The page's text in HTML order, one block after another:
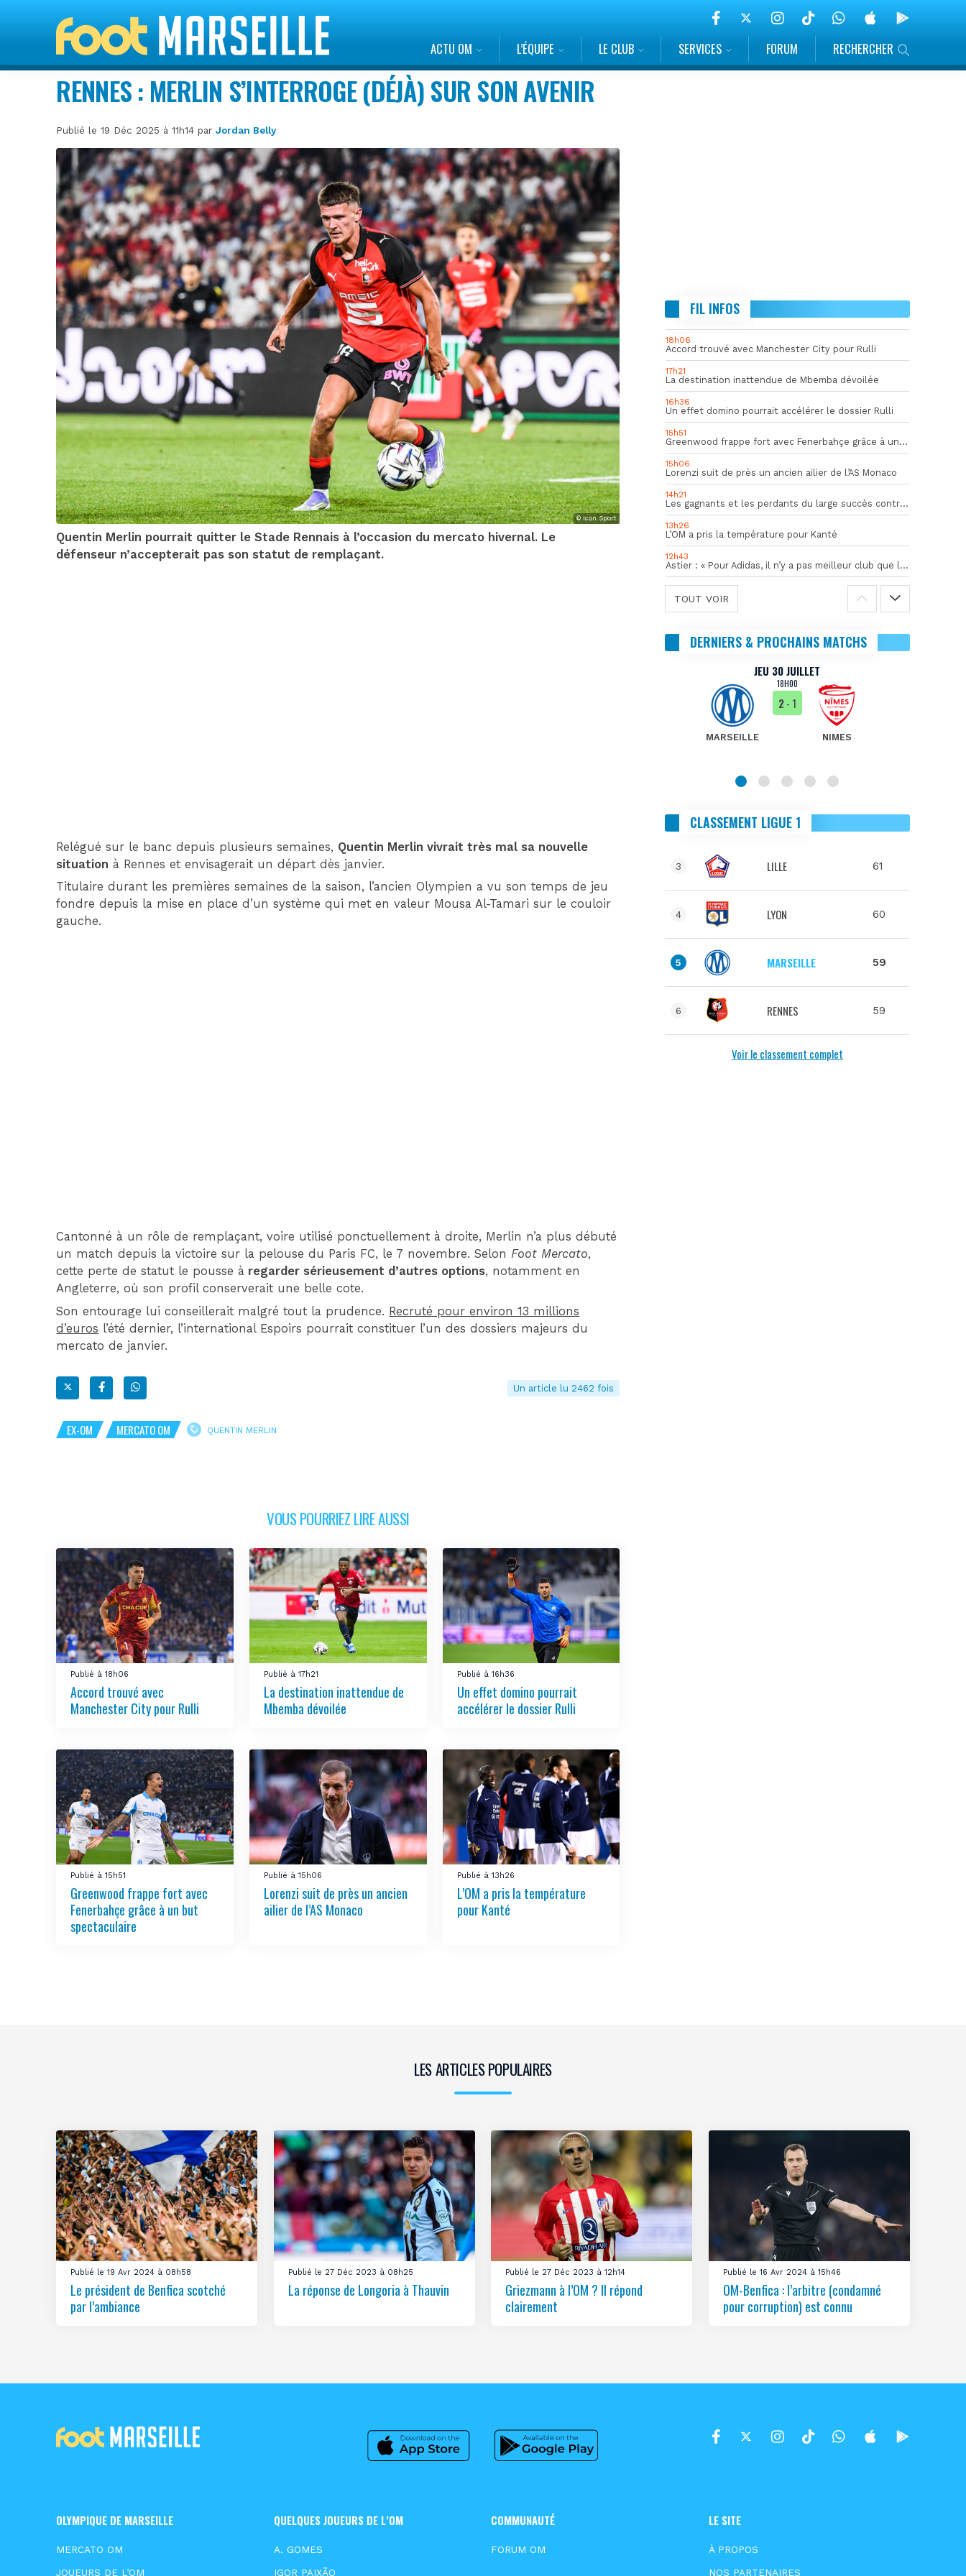
ACTU OM L’ÉQUIPE LE CLUB SERVICES FORUM RECHERCHER
RENNES : MERLIN S’INTERROGE (DÉJÀ) SUR SON AVENIR
Publié le 19 Déc 2025 à 11h14 parJordan Belly
© Icon Sport
Quentin Merlin pourrait quitter le Stade Rennais à l’occasion du mercato hivernal. Le
défenseur n’accepterait pas son statut de remplaçant.
Relégué sur le banc depuis plusieurs semaines, Quentin Merlin vivrait très mal sa nouvelle
situation à Rennes et envisagerait un départ dès janvier.
Titulaire durant les premières semaines de la saison, l’ancien Olympien a vu son temps de jeu
fondre depuis la mise en place d’un système qui met en valeur Mousa Al-Tamari sur le couloir
gauche.
Cantonné à un rôle de remplaçant, voire utilisé ponctuellement à droite, Merlin n’a plus débuté
un match depuis la victoire sur la pelouse du Paris FC, le 7 novembre. Selon Foot Mercato,
cette perte de statut le pousse à regarder sérieusement d’autres options, notamment en
Angleterre, où son profil conserverait une belle cote.
Son entourage lui conseillerait malgré tout la prudence. Recruté pour environ 13 millions
d’euros l’été dernier, l’international Espoirs pourrait constituer l’un des dossiers majeurs du
mercato de janvier.
Un article lu 2462 fois
EX-OM MERCATO OM QUENTIN MERLIN
VOUS POURRIEZ LIRE AUSSI
Publié à 18h06
Accord trouvé avec
Manchester City pour Rulli
Publié à 17h21
La destination inattendue de
Mbemba dévoilée
Publié à 16h36
Un effet domino pourrait
accélérer le dossier Rulli
Publié à 15h51
Greenwood frappe fort avec
Fenerbahçe grâce à un but
spectaculaire
Publié à 15h06
Lorenzi suit de près un ancien
ailier de l’AS Monaco
Publié à 13h26
L’OM a pris la température
pour Kanté
FIL INFOS
18h06
Accord trouvé avec Manchester City pour Rulli
17h21
La destination inattendue de Mbemba dévoilée
16h36
Un effet domino pourrait accélérer le dossier Rulli
15h51
Greenwood frappe fort avec Fenerbahçe grâce à un but spectaculaire
15h06
Lorenzi suit de près un ancien ailier de l’AS Monaco
14h21
Les gagnants et les perdants du large succès contre Al Shahania
13h26
L’OM a pris la température pour Kanté
12h43
Astier : « Pour Adidas, il n’y a pas meilleur club que l’OM »
TOUT VOIR
DERNIERS & PROCHAINS MATCHS
JEU 30 JUILLET
18H00
MARSEILLE
2- 1
NIMES
CLASSEMENT LIGUE 1
3 LILLE 61
4 LYON 60
5 MARSEILLE 59
6 RENNES 59
Voir le classement complet
LES ARTICLES POPULAIRES
Publié le 19 Avr 2024 à 08h58
Le président de Benfica scotché
par l’ambiance
Publié le 27 Déc 2023 à 08h25
La réponse de Longoria à Thauvin
Publié le 27 Déc 2023 à 12h14
Griezmann à l’OM ? Il répond
clairement
Publié le 16 Avr 2024 à 15h46
OM-Benfica : l’arbitre (condamné
pour corruption) est connu
OLYMPIQUE DE MARSEILLE
MERCATO OM
JOUEURS DE L’OM
QUELQUES JOUEURS DE L’OM
A. GOMES
IGOR PAIXÃO
COMMUNAUTÉ
FORUM OM
LE SITE
À PROPOS
NOS PARTENAIRES